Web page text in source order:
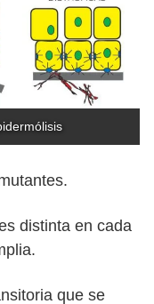
distinta en cada
que se